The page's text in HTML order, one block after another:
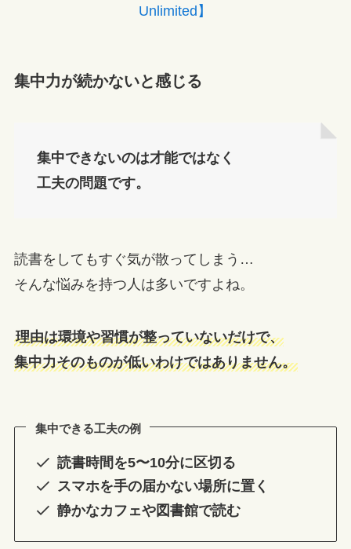
Unlimited】
集中力が続かないと感じる
集中できないのは才能ではなく
工夫の問題です。
読書をしてもすぐ気が散ってしまう…
そんな悩みを持つ人は多いですよね。
理由は環境や習慣が整っていないだけで、
集中力そのものが低いわけではありません。
集中できる工夫の例
読書時間を5〜10分に区切る
スマホを手の届かない場所に置く
静かなカフェや図書館で読む